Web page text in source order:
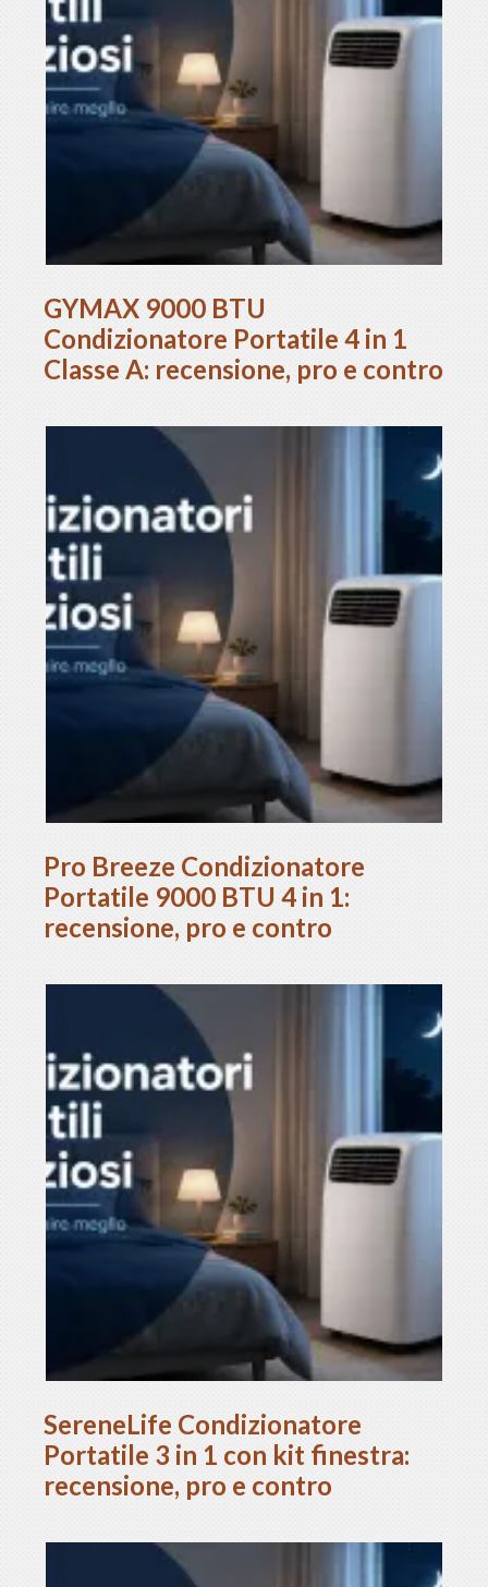
GYMAX 9000 BTU
Condizionatore Portatile 4 in 1
Classe A: recensione, pro e contro
Pro Breeze Condizionatore
Portatile 9000 BTU 4 in 1:
recensione, pro e contro
SereneLife Condizionatore
Portatile 3 in 1 con kit finestra:
recensione, pro e contro